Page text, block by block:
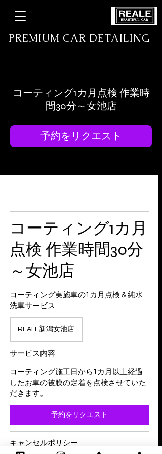
​ PREMIUM CAR DETAILING
コーティング1カ月点検 作業時
間30分～女池店
予約をリクエスト
コーティング1カ月
点検 作業時間30分
～女池店
コーティング実施車の1カ月点検＆純水
洗車サービス
REALE新潟女池店
サービス内容
コーティング施工日から1カ月以上経過
したお車の被膜の定着を点検させていた
だきます。
予約をリクエスト
キャンセルポリシー